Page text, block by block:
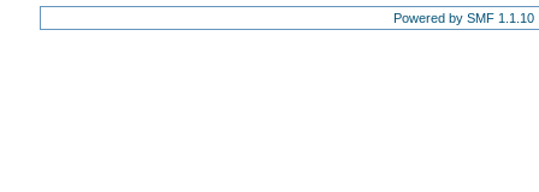
Powered by SMF 1.1.10